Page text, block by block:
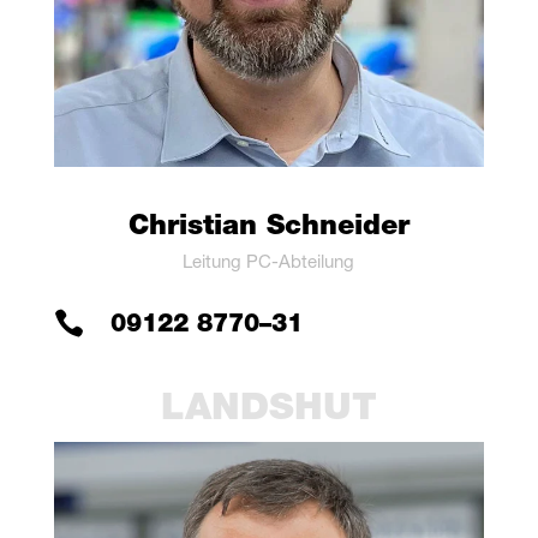
Chris­ti­an Schneider
Lei­tung PC-Abteilung
 09122 8770–31
LANDS­HUT